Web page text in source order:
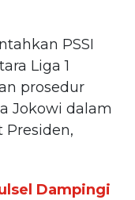
PSSI
Liga 1
prosedur
Jokowi dalam
Presiden,
Dampingi